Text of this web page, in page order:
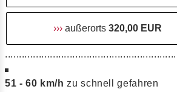
››› außerorts 320,00 EUR
51 - 60 km/h zu schnell gefahren